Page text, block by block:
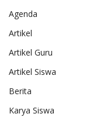
Agenda
Artikel
Artikel Guru
Artikel Siswa
Berita
Karya Siswa